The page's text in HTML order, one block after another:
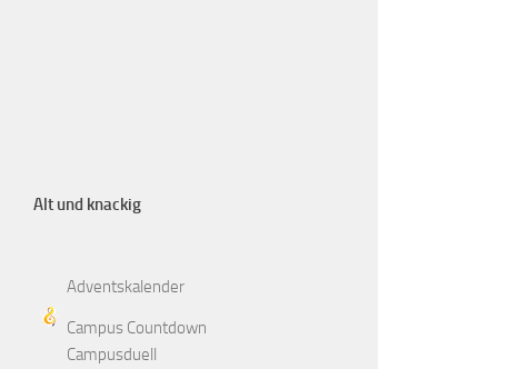
Alt und knackig
Adventskalender
Campus Countdown
Campusduell